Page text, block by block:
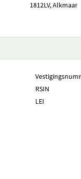
1812LV, Alkmaar
RSIN
LEI